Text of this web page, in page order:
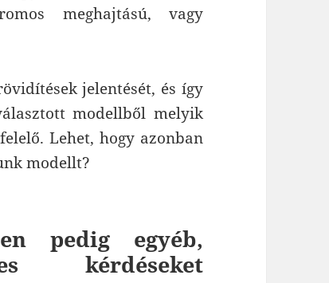
meghajtású, vagy
jelentését, és így
modellből melyik
Lehet, hogy azonban
modellt?
pedig egyéb,
kérdéseket